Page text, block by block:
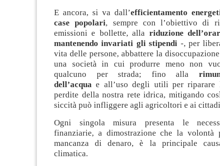
E ancora, si va dall’efficientamento
case popolari, sempre con l’obiettivo di
emissioni e bollette, alla riduzione
mantenendo invariati gli stipendi -, per
vita delle persone, abbattere la
una società in cui produrre meno non
qualcuno per strada; fino alla
dell’acqua e all’uso degli utili per riparare
perdite della nostra rete idrica, mitigando
siccità può infliggere agli agricoltori e ai
Ogni singola misura presenta le
finanziarie, a dimostrazione che la volontà
mancanza di denaro, è la principale
climatica.